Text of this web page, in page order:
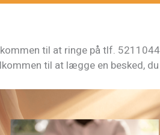
til at ringe på tlf.
til at lægge en besked,